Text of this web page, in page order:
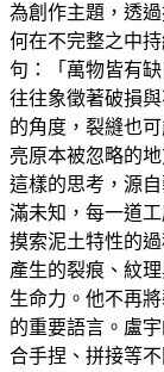
為創作主題，透
何在不完整之中
句：「萬物皆有
往往象徵著破損
的角度，裂縫也
亮原本被忽略的
這樣的思考，源
滿未知，每一道
摸索泥土特性的
產生的裂痕、紋
生命力。他不再
的重要語言。盧
合手捏、拼接等